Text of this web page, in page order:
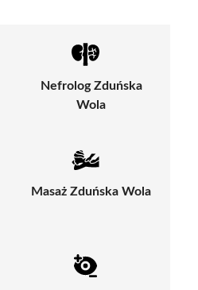
Nefrolog Zduńska
Wola
Masaż Zduńska Wola